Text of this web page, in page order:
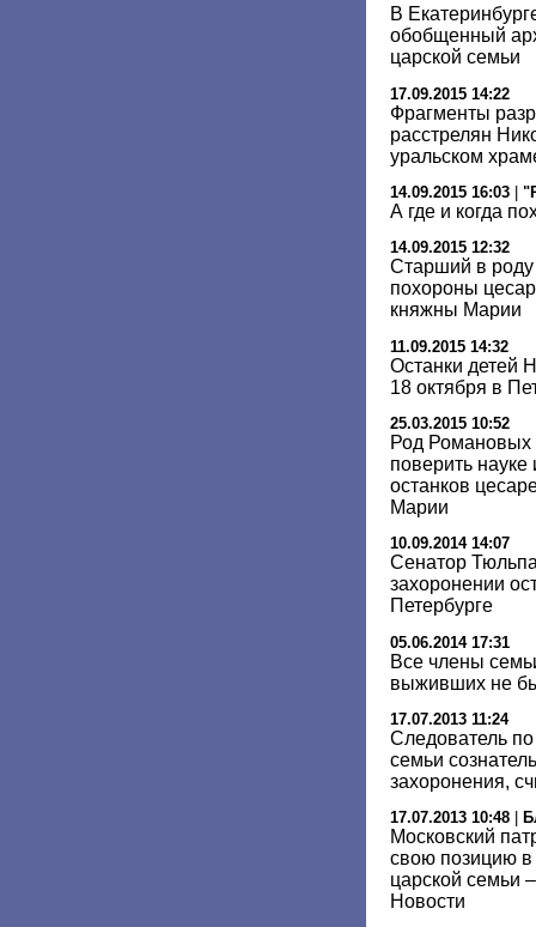
В
обобщенный
царской семьи
17.09.2015 14:22
Фрагменты
расстрелян
уральском
14.09.2015 16:03
А где и когда
14.09.2015 12:32
Старший в
похороны
княжны Марии
11.09.2015 14:32
Останки детей
18 октября в
25.03.2015 10:52
Род Романовых
поверить науке
останков
Марии
10.09.2014 14:07
Сенатор
захоронении
Петербурге
05.06.2014 17:31
Все члены
выживших не
17.07.2013 11:24
Следователь
семьи
захоронения,
17.07.2013 10:48
Московский
свою позицию в
царской семьи
Новости